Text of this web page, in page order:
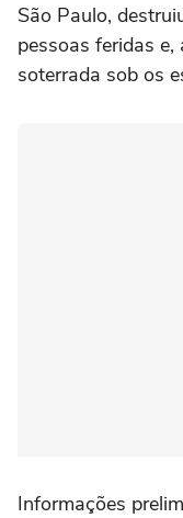
São Paulo,
pessoas feridas
soterrada sob os
Informações